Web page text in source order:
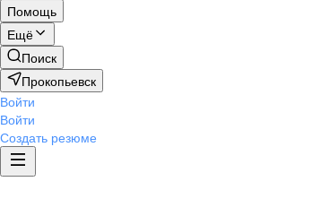
Помощь
Ещё
Поиск
Прокопьевск
Войти
Войти
Создать резюме